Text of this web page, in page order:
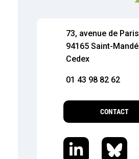
73, avenue de Paris
94165 Saint-Mandé
Cedex
01 43 98 82 62
CONTACT